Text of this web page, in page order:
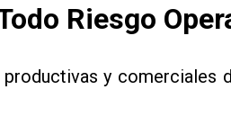
Riesgo
y comerciales